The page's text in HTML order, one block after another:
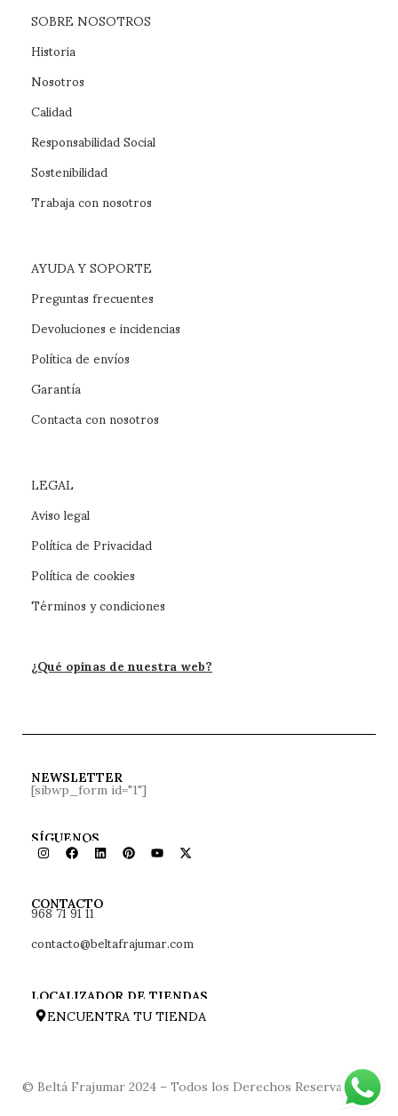
SOBRE NOSOTROS
Historia
Nosotros
Calidad
Responsabilidad Social
Sostenibilidad
Trabaja con nosotros
AYUDA Y SOPORTE
Preguntas frecuentes
Devoluciones e incidencias
Política de envíos
Garantía
Contacta con nosotros
LEGAL
Aviso legal
Política de Privacidad
Política de cookies
Términos y condiciones
¿Qué opinas de nuestra web?
NEWSLETTER
[sibwp_form id="1"]
SÍGUENOS
CONTACTO
968 71 91 11
contacto@beltafrajumar.com
LOCALIZADOR DE TIENDAS
ENCUENTRA TU TIENDA
© Beltá Frajumar 2024 – Todos los Derechos Reservados